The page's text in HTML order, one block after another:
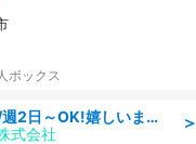
ボックス
＞
ホールスタッフ/週2日～OK!嬉しいまかない付き/岡山県/浅口郡里庄町
式会社